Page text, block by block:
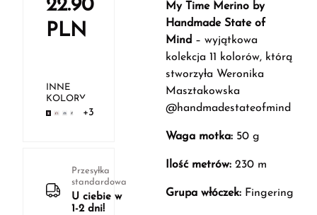
22.90
PLN
INNE
KOLORY
+3
Przesyłka
standardowa
U ciebie w
1-2 dni!
My Time Merino by
Handmade State of
Mind– wyjątkowa
kolekcja 11 kolorów, którą
stworzyła Weronika
Masztakowska
@handmadestateofmind
Waga motka: 50 g
Ilość metrów: 230 m
Grupa włóczek:Fingering